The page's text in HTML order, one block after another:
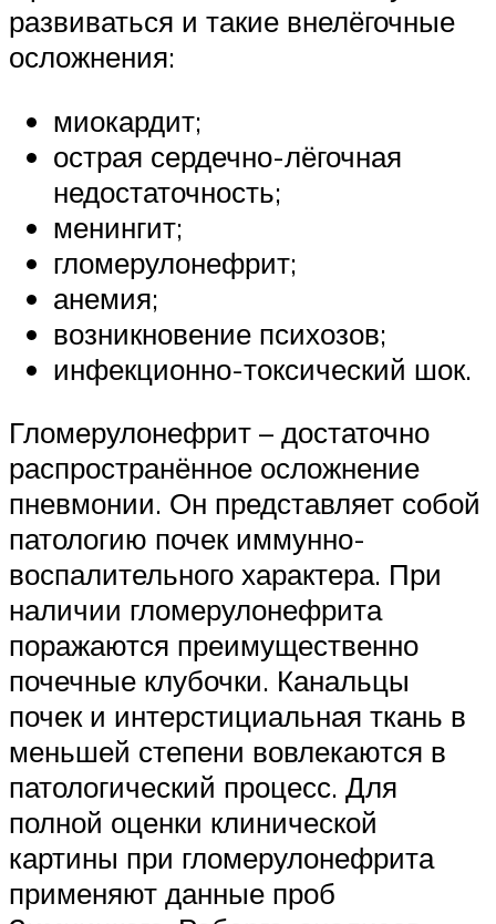
развиваться и такие внелёгочные
осложнения:
миокардит;
острая сердечно-лёгочная
недостаточность;
менингит;
гломерулонефрит;
анемия;
возникновение психозов;
инфекционно-токсический шок.
Гломерулонефрит – достаточно
распространённое осложнение
пневмонии. Он представляет собой
патологию почек иммунно-
воспалительного характера. При
наличии гломерулонефрита
поражаются преимущественно
почечные клубочки. Канальцы
почек и интерстициальная ткань в
меньшей степени вовлекаются в
патологический процесс. Для
полной оценки клинической
картины при гломерулонефрита
применяют данные проб